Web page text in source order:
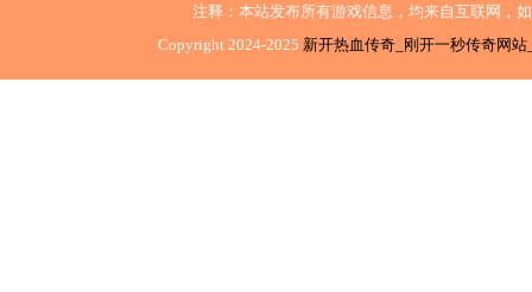
注释：本站发布所有游戏信息，均来自互联网，
Copyright 2024-2025 新开热血传奇_刚开一秒传奇网